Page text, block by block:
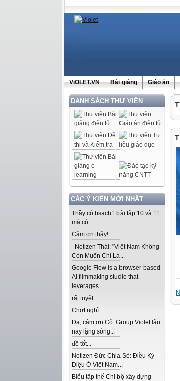
ViOLET.VN Bài giảng Giáo án
DANH SÁCH THƯ VIỆN
CÁC Ý KIẾN MỚI NHẤT
Thầy có bsach1 bài tập 10 và 11
mà có...
Cảm ơn thầy!...
Netizen Thái: "Việt Nam Không
Còn Muốn Chỉ Là...
Google Flow is a browser-based
AI filmmaking studio that
leverages...
rất tuyệt...
Chợt nghĩ......
Dạ, cảm ơn Cô. Group Violet lâu
nay lặng sóng...
đề tốt...
Netizen Đức Chia Sẻ: Điều Kỳ
Diệu Ở Việt Nam...
Biểu tập thể Chi bộ xây dựng